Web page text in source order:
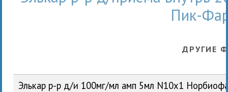
Пик-
ДРУГИЕ
Элькар р-р д/и 100мг/мл амп 5мл N10x1